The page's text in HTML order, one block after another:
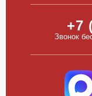
+7
Звонок